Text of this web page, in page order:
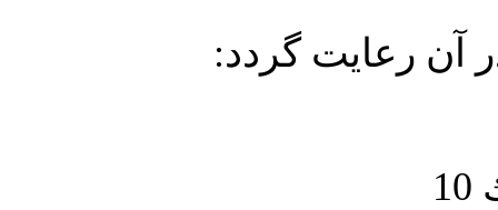
آن رعايت گردد: